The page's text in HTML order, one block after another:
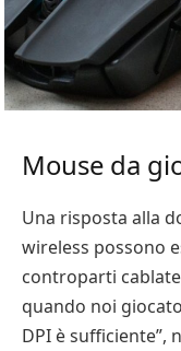
Mouse da
Una risposta alla
wireless possono
controparti
quando noi
DPI è sufficiente”,